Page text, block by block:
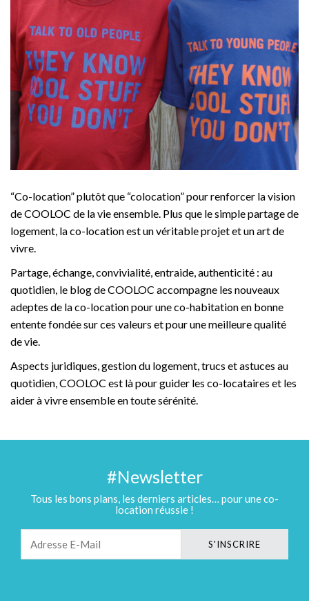
“Co-location” plutôt que “colocation” pour renforcer la vision
de COOLOC de la vie ensemble. Plus que le simple partage de
logement, la co-location est un véritable projet et un art de
vivre.
Partage, échange, convivialité, entraide, authenticité : au
quotidien, le blog de COOLOC accompagne les nouveaux
adeptes de la co-location pour une co-habitation en bonne
entente fondée sur ces valeurs et pour une meilleure qualité
de vie.
Aspects juridiques, gestion du logement, trucs et astuces au
quotidien, COOLOC est là pour guider les co-locataires et les
aider à vivre ensemble en toute sérénité.
#Newsletter
Tous les bons plans, les derniers articles… pour une co-
location réussie !